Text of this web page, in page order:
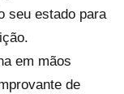
seu estado para
em mãos
de